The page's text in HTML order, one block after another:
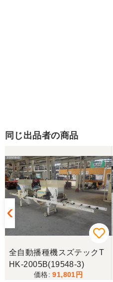
同じ出品者の商品
全自動播種機スズテックT
HK-2005B(19548-3)
91,801